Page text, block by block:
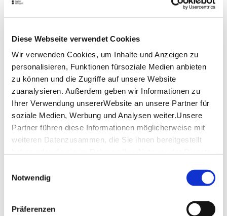
Diese Webseite verwendet Cookies
Wir verwenden Cookies, um Inhalte und Anzeigen zu
personalisieren, Funktionen fürsoziale Medien anbieten
zu können und die Zugriffe auf unsere Website
zuanalysieren. Außerdem geben wir Informationen zu
Ihrer Verwendung unsererWebsite an unsere Partner für
soziale Medien, Werbung und Analysen weiter.Unsere
Partner führen diese Informationen möglicherweise mit
weiteren Datenzusammen, die Sie ihnen bereitgestellt
Impressum
Notwendig
Präferenzen
Lundi
-
Mardi
09:00 - 18:00
Mercredi
09:00 - 18:00
Jeudi
09:00 - 18:00
Vendredi
09:00 - 18:00
Dimanche
Öffnungszeiten von Google